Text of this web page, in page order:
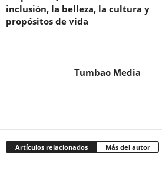
inclusión, la belleza, la cultura y
propósitos de vida
Tumbao Media
Artículos relacionados Más del autor